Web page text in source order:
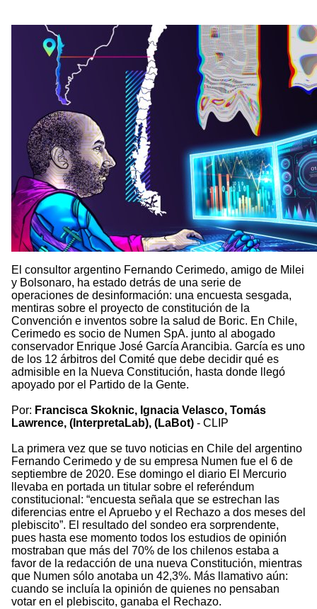
El consultor argentino Fernando Cerimedo, amigo de Milei
y Bolsonaro, ha estado detrás de una serie de
operaciones de desinformación: una encuesta sesgada,
mentiras sobre el proyecto de constitución de la
Convención e inventos sobre la salud de Boric. En Chile,
Cerimedo es socio de Numen SpA. junto al abogado
conservador Enrique José García Arancibia. García es uno
de los 12 árbitros del Comité que debe decidir qué es
admisible en la Nueva Constitución, hasta donde llegó
apoyado por el Partido de la Gente.
Por: Francisca Skoknic, Ignacia Velasco, Tomás
Lawrence, (InterpretaLab), (LaBot) - CLIP
La primera vez que se tuvo noticias en Chile del argentino
Fernando Cerimedo y de su empresa Numen fue el 6 de
septiembre de 2020. Ese domingo el diario El Mercurio
llevaba en portada un titular sobre el referéndum
constitucional: “encuesta señala que se estrechan las
diferencias entre el Apruebo y el Rechazo a dos meses del
plebiscito”. El resultado del sondeo era sorprendente,
pues hasta ese momento todos los estudios de opinión
mostraban que más del 70% de los chilenos estaba a
favor de la redacción de una nueva Constitución, mientras
que Numen sólo anotaba un 42,3%. Más llamativo aún:
cuando se incluía la opinión de quienes no pensaban
votar en el plebiscito, ganaba el Rechazo.